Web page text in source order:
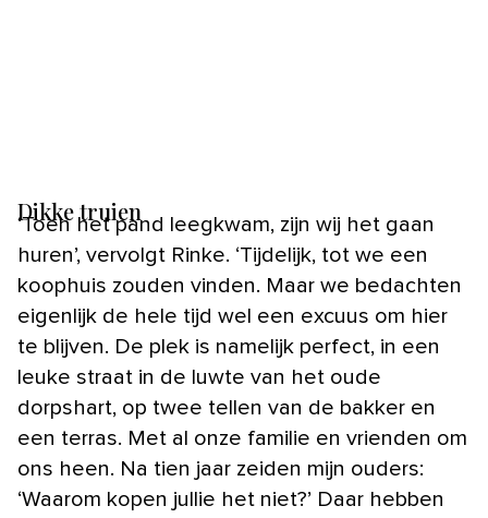
Dikke truien
‘Toen het pand leegkwam, zijn wij het gaan
huren’, vervolgt Rinke. ‘Tijdelijk, tot we een
koophuis zouden vinden. Maar we bedachten
eigenlijk de hele tijd wel een excuus om hier
te blijven. De plek is namelijk perfect, in een
leuke straat in de luwte van het oude
dorpshart, op twee tellen van de bakker en
een terras. Met al onze familie en vrienden om
ons heen. Na tien jaar zeiden mijn ouders:
‘Waarom kopen jullie het niet?’ Daar hebben